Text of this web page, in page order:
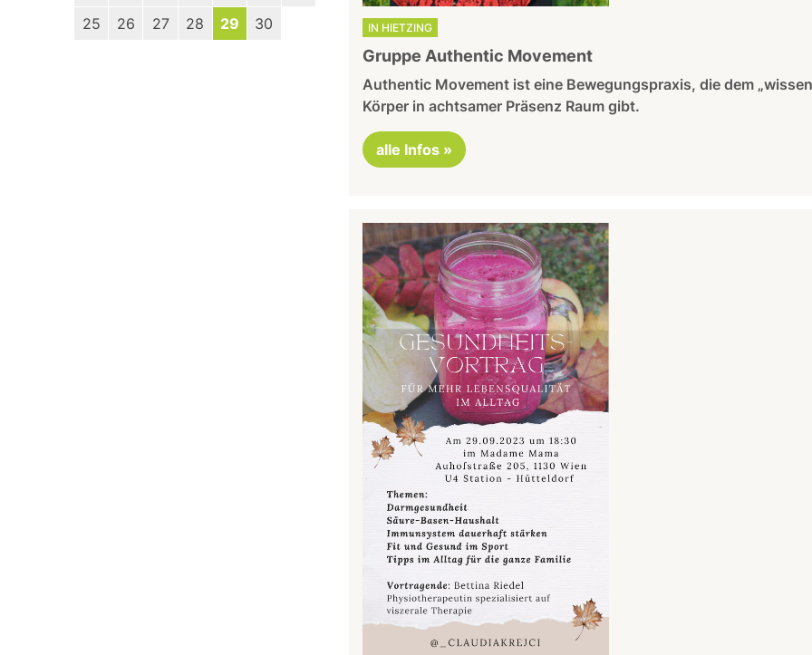
25
26 27 28 29 30 IN HIETZING
Gruppe Authentic Movement
Authentic Movement ist eine Bewegungspraxis, die dem
Körper in achtsamer Präsenz Raum gibt.
alle Infos »